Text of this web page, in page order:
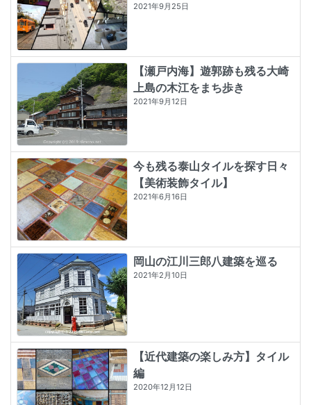
2021年9月25日
【瀬戸内海】遊郭跡も残る大崎
上島の木江をまち歩き
2021年9月12日
今も残る泰山タイルを探す日々
【美術装飾タイル】
2021年6月16日
岡山の江川三郎八建築を巡る
2021年2月10日
【近代建築の楽しみ方】タイル
編
2020年12月12日